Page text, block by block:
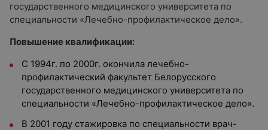
государственного медицинского университета по
специальности «Лечебно-профилактическое дело».
Повышение квалификации:
С 1994г. по 2000г. окончила лечебно-
профилактический факультет Белорусского
государственного медицинского университета по
специальности «Лечебно-профилактическое дело».
В 2001 году стажировка по специальности врач-